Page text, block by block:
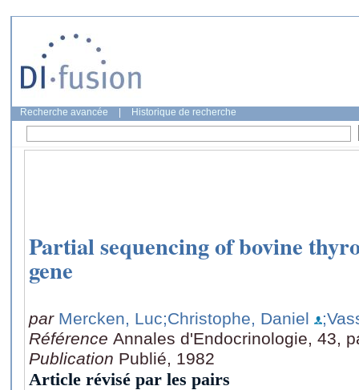
Recherche avancée Historique de recherche
Partial sequencing of bovine
gene
par Mercken, Luc;Christophe, Daniel
Référence Annales d'Endocrinologie, 43,
Publication Publié, 1982
Article révisé par les pairs